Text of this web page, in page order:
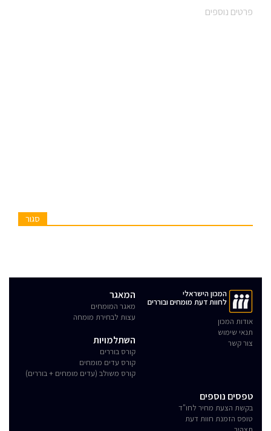
פרטים נוספים
סגור
המכון הישראלי
לחוות דעת מומחים ובוררים
אודות המכון
תנאי שימוש
צור קשר
המאגר
מאגר המומחים
עצות לבחירת מומחה
השתלמויות
קורס בוררים
קורס עדים מומחים
קורס משולב (עדים מומחים + בוררים)
טפסים נוספים
בקשת הצעת מחיר לחו"ד
טופס הזמנת חוות דעת